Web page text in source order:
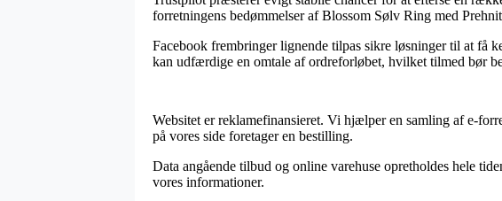
forretningens bedømmelser af Blossom Sølv Ring med
Facebook frembringer lignende tilpas sikre løsninger til at få
kan udfærdige en omtale af ordreforløbet, hvilket tilmed bør
Websitet er reklamefinansieret. Vi hjælper en samling af e-
på vores side foretager en bestilling.
Data angående tilbud og online varehuse opretholdes hele
vores informationer.